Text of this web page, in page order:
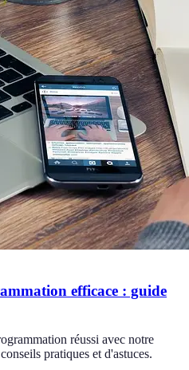
efficace : guide
réussi avec notre
pratiques et d'astuces.